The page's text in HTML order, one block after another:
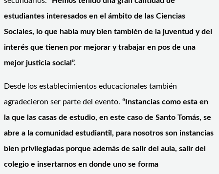
estudiantes interesados en el ámbito de las Ciencias
Sociales, lo que habla muy bien también de la juventud y del
interés que tienen por mejorar y trabajar en pos de una
mejor justicia social”.
Desde los establecimientos educacionales también
agradecieron ser parte del evento. “Instancias como esta en
la que las casas de estudio, en este caso de Santo Tomás, se
abre a la comunidad estudiantil, para nosotros son instancias
bien privilegiadas porque además de salir del aula, salir del
colegio e insertarnos en donde uno se forma